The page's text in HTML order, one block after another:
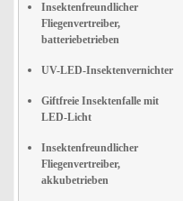
Insektenfreundlicher
Fliegenvertreiber,
batteriebetrieben
UV-LED-Insektenvernichter
Giftfreie Insektenfalle mit
LED-Licht
Insektenfreundlicher
Fliegenvertreiber,
akkubetrieben